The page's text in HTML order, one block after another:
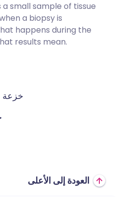
small sample of tissue
a biopsy is
happens during the
results mean.
خزعة
العودة إلى الأعلى